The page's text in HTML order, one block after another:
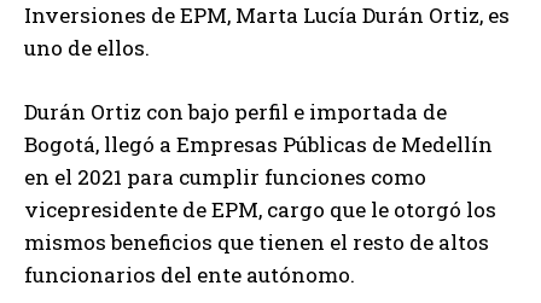
Inversiones de EPM, Marta Lucía Durán Ortiz, es
uno de ellos.
Durán Ortiz con bajo perfil e importada de
Bogotá, llegó a Empresas Públicas de Medellín
en el 2021 para cumplir funciones como
vicepresidente de EPM, cargo que le otorgó los
mismos beneficios que tienen el resto de altos
funcionarios del ente autónomo.